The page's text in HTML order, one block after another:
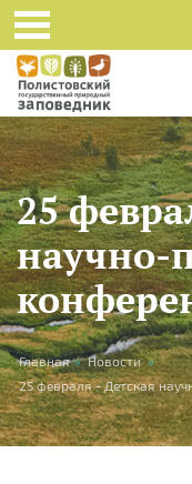
Skip to main content
25
научно-
You are
Главная » Новости »
25 февраля - Детская